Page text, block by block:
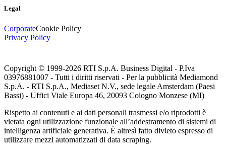
Legal
CorporateCookie Policy
Privacy Policy
Copyright © 1999-2026 RTI S.p.A. Business Digital - P.Iva
03976881007 - Tutti i diritti riservati - Per la pubblicità Mediamond
S.p.A. - RTI S.p.A., Mediaset N.V., sede legale Amsterdam (Paesi
Bassi) - Uffici Viale Europa 46, 20093 Cologno Monzese (MI)
Rispetto ai contenuti e ai dati personali trasmessi e/o riprodotti è
vietata ogni utilizzazione funzionale all’addestramento di sistemi di
intelligenza artificiale generativa. È altresì fatto divieto espresso di
utilizzare mezzi automatizzati di data scraping.